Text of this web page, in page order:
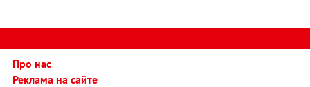
Про нас
Реклама на сайте